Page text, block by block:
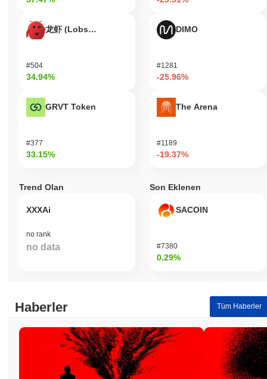
龙虾 (Lobster)
#504
34.94%
GRVT Token
#377
33.15%
DIMO
#1281
-25.96%
The Arena
#1189
-19.37%
Trend Olan
XXXAi
no rank
no data
Son Eklenen
SACOIN
#7380
0.29%
Haberler Tüm Haberler